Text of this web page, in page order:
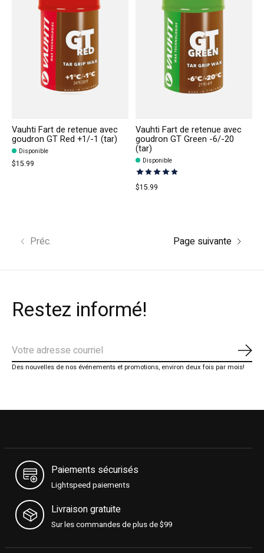
Vauhti Fart de retenue avec
goudron GT Red +1/-1 (tar)
Disponible
$15.99
Vauhti Fart de retenue avec
goudron GT Green -6/-20
(tar)
Disponible
The rating of this product is
$15.99
Préc. Page suivante
Restez informé!
Des nouvelles de nos événements et promotions, environ deux fois par mois!
Paiements sécurisés
Lightspeed paiements
Livraison gratuite
Sur les commandes de plus de $99